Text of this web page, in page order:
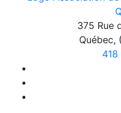
375 Rue
Québec,
418